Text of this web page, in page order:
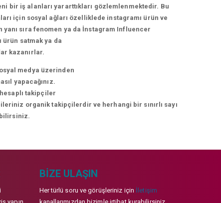
bir iş alanları yararttıkları gözlemlenmektedir. Bu
için sosyal ağları özelliklede instagramı ürün ve
sıra fenomen ya da İnstagram Influencer
ürün satmak ya da
kazanırlar.
medya üzerinden
yapacağınız.
takipçiler
organik takipçilerdir ve herhangi bir sınırlı sayı
BIZE ULAŞIN
Her türlü soru ve görüşleriniz için İletişim